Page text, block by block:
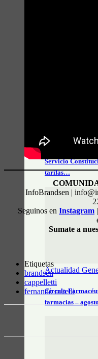
Datos e
Servicio
tarifas…
Actualidad
Círculo
farmacias –
InfoBrandsen |
Seguinos en Instagram
Sumate a
Etiquetas
brandsen
cappelletti
fernando raitelli